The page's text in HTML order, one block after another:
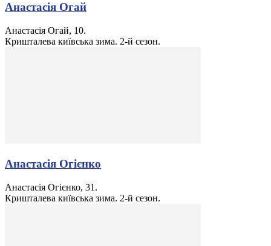
Анастасія Огай
Анастасія Огай, 10.
Кришталева київська зима. 2-й сезон.
Анастасія Огієнко
Анастасія Огієнко, 31.
Кришталева київська зима. 2-й сезон.